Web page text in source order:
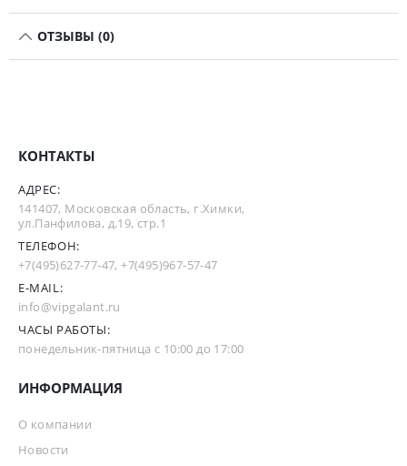
ОТЗЫВЫ (0)
КОНТАКТЫ
АДРЕС:
141407, Московская область, г.Химки,
ул.Панфилова, д.19, стр.1
ТЕЛЕФОН:
+7(495)627-77-47,+7(495)967-57-47
E-MAIL:
info@vipgalant.ru
ЧАСЫ РАБОТЫ:
понедельник-пятница с 10:00 до 17:00
ИНФОРМАЦИЯ
О компании
Новости